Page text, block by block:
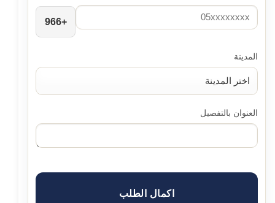
+966
المدينة
العنوان بالتفصيل
اكمال الطلب